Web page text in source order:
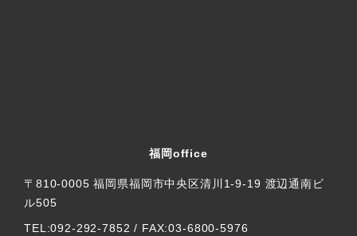
福岡office
〒810-0005 福岡県福岡市中央区清川1-9-19 渡辺通南ビ
ル505
TEL:092-292-7852 / FAX:03-6800-5976